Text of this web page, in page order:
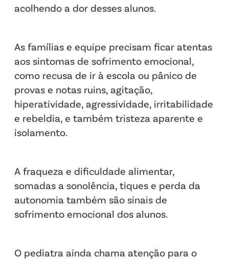
acolhendo a dor desses alunos.
As famílias e equipe precisam ficar atentas
aos sintomas de sofrimento emocional,
como recusa de ir à escola ou pânico de
provas e notas ruins, agitação,
hiperatividade, agressividade, irritabilidade
e rebeldia, e também tristeza aparente e
isolamento.
A fraqueza e dificuldade alimentar,
somadas a sonolência, tiques e perda da
autonomia também são sinais de
sofrimento emocional dos alunos.
O pediatra ainda chama atenção para o